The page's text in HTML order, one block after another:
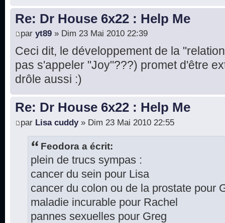
Re: Dr House 6x22 : Help Me
par yt89 » Dim 23 Mai 2010 22:39
Ceci dit, le développement de la
pas s'appeler "Joy"???) promet d'être
drôle aussi :)
Re: Dr House 6x22 : Help Me
par Lisa cuddy» Dim 23 Mai 2010 22:55
Feodora a écrit:
plein de trucs sympas :
cancer du sein pour Lisa
cancer du colon ou de la prostate pour
maladie incurable pour Rachel
pannes sexuelles pour Greg